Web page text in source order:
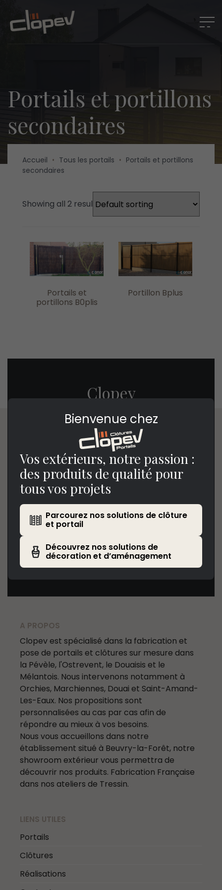
Portails et portillons
secondaires
Accueil • Tous les portails • Portails et portillons
secondaires
Showing all 2 results
Portails et
portillons B0plis
Portillon Bplus
Clopev
1601 rue Henry Fievet 59310, Beuvry-la-Forêt
Horaires
de 7h à 18h30 du lundi au vendredi
de 8h à 13h le samedi
Nous contacter
Tél. : 03 20 84 79 84Nous écrire
A PROPOS
Clopev est spécialisé dans la fabrication et
pose de portails et clôtures sur mesure dans
la Pévèle, l'Ostrevent, le Douaisis et le
Mélantois. Nous intervenons notamment à
Orchies, Marchiennes, Douai et Saint-Amand-
Les-Eaux. Nos propositions sont
personnalisées au cas par cas afin de
répondre au mieux à vos besoins.
Nous vous accueillons dans notre
établissement situé à Beuvry-la-Forêt, notre
showroom extérieur vous permettra de
découvrir nos produits. Fabrication Française
dans nos ateliers de Tressin.
LIENS UTILES
Portails
Clôtures
Réalisations
Bienvenue chez
Vos extérieurs, notre passion :
des produits de qualité pour
tous vos projets
Parcourez nos solutions de clôture
et portail
Découvrez nos solutions de
décoration et d’aménagement